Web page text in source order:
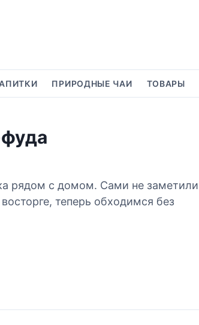
ПРИРОДНЫЕ ЧАИ ТОВАРЫ
рядом с домом. Сами не заметили
теперь обходимся без